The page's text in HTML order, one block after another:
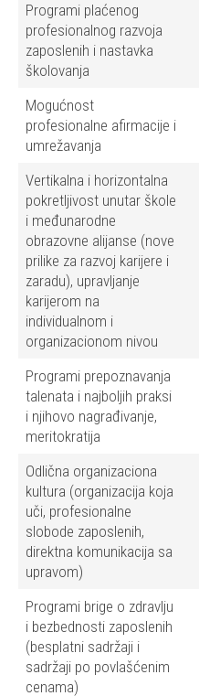
Programi plaćenog
profesionalnog razvoja
zaposlenih i nastavka
školovanja
Mogućnost
profesionalne afirmacije i
umrežavanja
Vertikalna i horizontalna
pokretljivost unutar škole
i međunarodne
obrazovne alijanse (nove
prilike za razvoj karijere i
zaradu), upravljanje
karijerom na
individualnom i
organizacionom nivou
Programi prepoznavanja
talenata i najboljih praksi
i njihovo nagrađivanje,
meritokratija
Odlična organizaciona
kultura (organizacija koja
uči, profesionalne
slobode zaposlenih,
direktna komunikacija sa
upravom)
Programi brige o zdravlju
i bezbednosti zaposlenih
(besplatni sadržaji i
sadržaji po povlašćenim
cenama)